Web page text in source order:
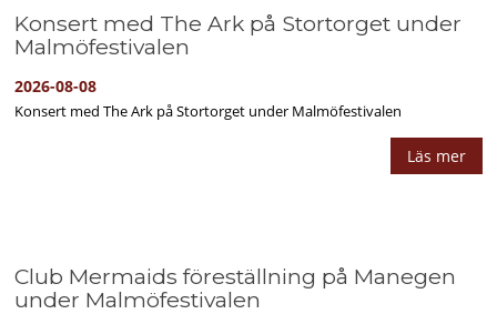
Konsert med The Ark på Stortorget under
Malmöfestivalen
2026-08-08
Konsert med The Ark på Stortorget under Malmöfestivalen
Läs mer
Club Mermaids föreställning på Manegen
under Malmöfestivalen